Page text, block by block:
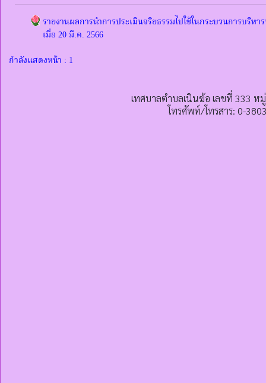
รายงานผลการนำการประเมินจริยธรรมไปใช้ในกระบวนการบริ
เมื่อ 20 มี.ค. 2566
กำลังแสดงหน้า : 1
เทศบาลตำบลเนินฆ้อ เลขที่ 333 ห
โทรศัพท์/โทรสาร: 0-